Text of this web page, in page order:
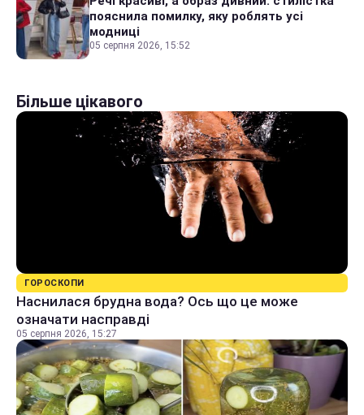
пояснила помилку, яку роблять усі
модниці
05 серпня 2026, 15:52
Більше цікавого
ГОРОСКОПИ
Наснилася брудна вода? Ось що це може
означати насправді
05 серпня 2026, 15:27